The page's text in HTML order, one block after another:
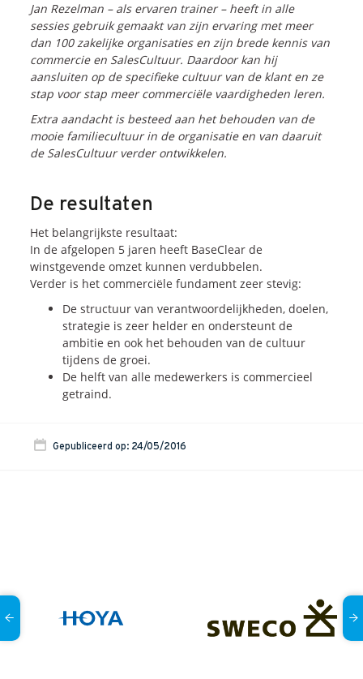
Jan Rezelman – als ervaren trainer – heeft in alle
sessies gebruik gemaakt van zijn ervaring met meer
dan 100 zakelijke organisaties en zijn brede kennis van
commercie en SalesCultuur. Daardoor kan hij
aansluiten op de specifieke cultuur van de klant en ze
stap voor stap meer commerciële vaardigheden leren.
Extra aandacht is besteed aan het behouden van de
mooie familiecultuur in de organisatie en van daaruit
de SalesCultuur verder ontwikkelen.
De resultaten
Het belangrijkste resultaat:
In de afgelopen 5 jaren heeft BaseClear de
winstgevende omzet kunnen verdubbelen.
Verder is het commerciële fundament zeer stevig:
De structuur van verantwoordelijkheden, doelen,
strategie is zeer helder en ondersteunt de
ambitie en ook het behouden van de cultuur
tijdens de groei.
De helft van alle medewerkers is commercieel
getraind.
Gepubliceerd op: 24/05/2016